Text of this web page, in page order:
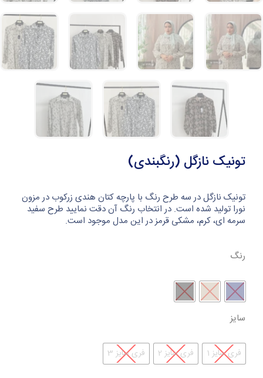
تونیک نازگل (رنگبندی)
تونیک نازگل در سه طرح رنگ با پارچه کتان هندی زرکوب در مزون
نورا تولید شده است. در انتخاب رنگ آن دقت نمایید طرح سفید
سرمه ای، کرم، مشکی قرمز در این مدل موجود است.
رنگ
سایز
فری سایز 1 فری سایز 2 فری سایز 3